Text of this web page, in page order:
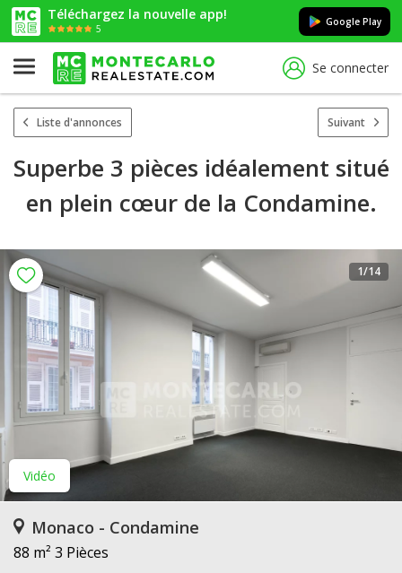
Téléchargez la nouvelle app!
5
Google Play
Se connecter
Liste d'annonces Suivant
Superbe 3 pièces idéalement situé
en plein cœur de la Condamine.
Vidéo
1/14
Monaco - Condamine
88 m² 3 Pièces